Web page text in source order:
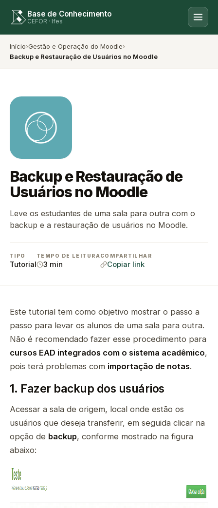
Base de Conhecimento
CEFOR · Ifes
Início›Gestão e Operação do Moodle›
Backup e Restauração de Usuários no Moodle
Backup e Restauração de
Usuários no Moodle
Leve os estudantes de uma sala para outra com o
backup e a restauração de usuários no Moodle.
TIPO
Tutorial
TEMPO DE LEITURA
3 min
COMPARTILHAR
Copiar link
Este tutorial tem como objetivo mostrar o passo a
passo para levar os alunos de uma sala para outra.
Não é recomendado fazer esse procedimento para
cursos EAD integrados com o sistema acadêmico,
pois terá problemas com importação de notas.
1. Fazer backup dos usuários
Acessar a sala de origem, local onde estão os
usuários que deseja transferir, em seguida clicar na
opção de backup, conforme mostrado na figura
abaixo: